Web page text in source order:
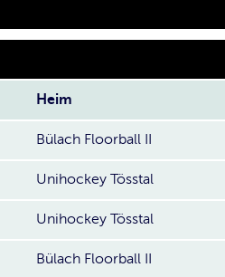
Heim
Bülach Floorball II
Unihockey Tösstal
Unihockey Tösstal
Bülach Floorball II